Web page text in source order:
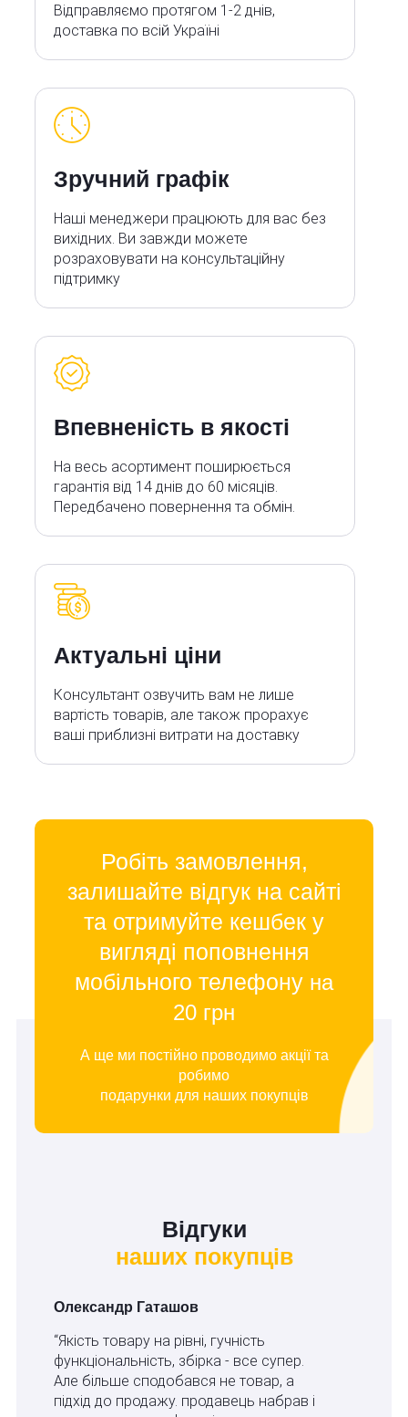
Відправляємо протягом 1-2 днів,
доставка по всій Україні
Зручний графік
Наші менеджери працюють для вас без
вихідних. Ви завжди можете
розраховувати на консультаційну
підтримку
Впевненість в якості
На весь асортимент поширюється
гарантія від 14 днів до 60 місяців.
Передбачено повернення та обмін.
Актуальні ціни
Консультант озвучить вам не лише
вартість товарів, але також прорахує
ваші приблизні витрати на доставку
Робіть замовлення,
залишайте відгук на сайті
та отримуйте кешбек у
вигляді поповнення
мобільного телефону на
20 грн
А ще ми постійно проводимо акції та
робимо
подарунки для наших покупців
Відгуки
наших покупців
Олександр Гаташов
“Якість товару на рівні, гучність
функціональність, збірка - все супер.
Але більше сподобався не товар, а
підхід до продажу. продавець набрав і